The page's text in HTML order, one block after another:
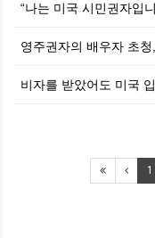
“나는 미국 시민권자입
영주권자의 배우자 초청
비자를 받았어도 미국
1